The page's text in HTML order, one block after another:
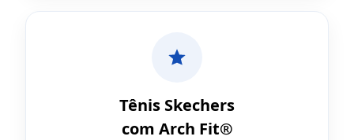
Tênis Skechers
com Arch Fit®